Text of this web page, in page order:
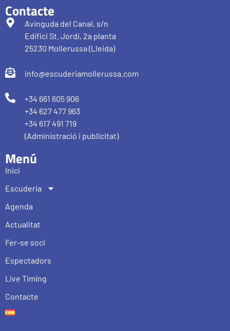
Contacte
Avinguda del Canal, s/n
Edifici St. Jordi, 2a planta
25230 Mollerussa (Lleida)
info@escuderiamollerussa.com
+34 661 605 906
+34 627 477 963
+34 617 491 719
(Administració i publicitat)
Menú
Inici
Escuderia
Agenda
Actualitat
Fer-se soci
Espectadors
Live Timing
Contacte